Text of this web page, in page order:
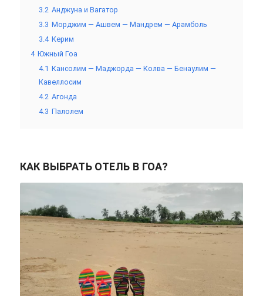
3.2 Анджуна и Вагатор
3.3 Морджим — Ашвем — Мандрем — Арамболь
3.4 Керим
4 Южный Гоа
4.1 Кансолим — Маджорда — Колва — Бенаулим —
Кавеллосим
4.2 Агонда
4.3 Палолем
КАК ВЫБРАТЬ ОТЕЛЬ В ГОА?